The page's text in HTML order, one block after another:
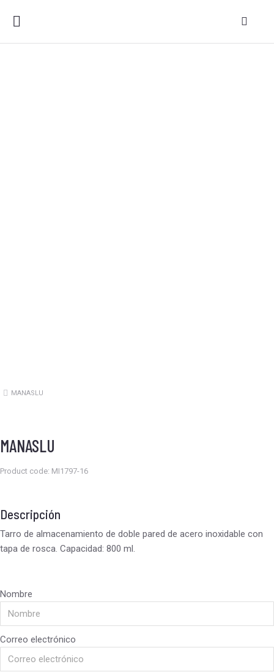
Estás aquí:
MANASLU
MANASLU
Product code: MI1797-16
Descripción
Tarro de almacenamiento de doble pared de acero inoxidable con
tapa de rosca. Capacidad: 800 ml.
Nombre
Correo electrónico